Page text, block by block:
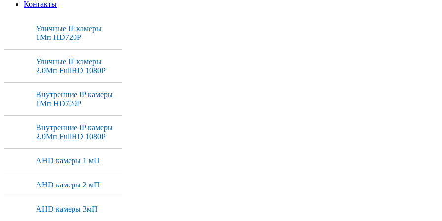
Контакты
Уличные IP камеры
1Мп HD720P
Уличные IP камеры
2.0Мп FullHD 1080P
Внутренние IP камеры
1Мп HD720P
Внутренние IP камеры
2.0Мп FullHD 1080P
AHD камеры 1 мП
AHD камеры 2 мП
AHD камеры 3мП